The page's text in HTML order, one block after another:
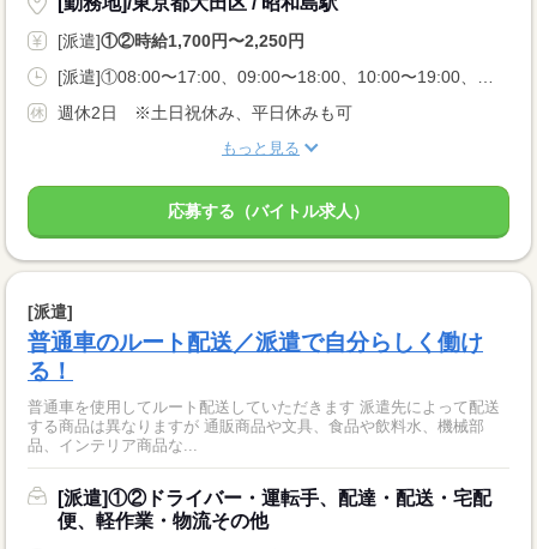
[派遣]①②時給1,700円〜2,250円
週休2日 ※土日祝休み、平日休みも可
もっと見る
応募する（バイトル求人）
[派遣]
普通車のルート配送／派遣で自分らしく働け
る！
普通車を使用してルート配送していただきます 派遣先によって配送
する商品は異なりますが 通販商品や文具、食品や飲料水、機械部
品、インテリア商品な...
[派遣]①②ドライバー・運転手、配達・配送・宅配
便、軽作業・物流その他